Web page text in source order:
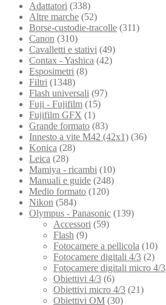
Adattatori (338)
Altre marche (52)
Borse-custodie-tracolle (311)
Canon (310)
Cavalletti e stativi (49)
Contax - Yashica (42)
Esposimetri (8)
Filtri (1348)
Flash universali (97)
Fuji - Fujifilm (15)
Fujifilm GFX (1)
Grande formato (83)
Innesto a vite M42 (42x1) (36)
Konica (28)
Leica (28)
Mamiya - ricambi (10)
Manuali e guide (248)
Medio formato (120)
Nikon (584)
Olympus - Panasonic (139)
Accessori (59)
Flash (9)
Fotocamere a pellicola (10)
Fotocamere digitali 4/3 (2)
Fotocamere digitali micro 4/3
Obiettivi 4/3 (6)
Obiettivi micro 4/3 (21)
Obiettivi OM (30)